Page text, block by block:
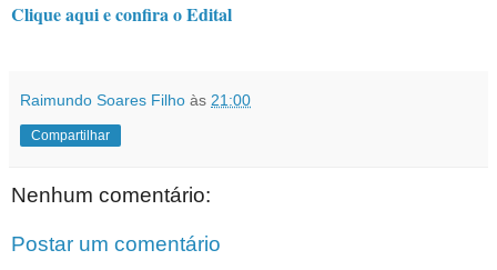
Clique aqui e confira o Edital
Raimundo Soares Filho às 21:00
Compartilhar
Nenhum comentário:
Postar um comentário